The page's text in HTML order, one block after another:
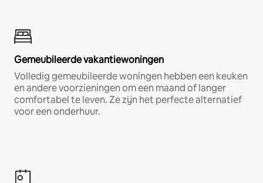
Gemeubileerde vakantiewoningen
Volledig gemeubileerde woningen hebben een keuken
en andere voorzieningen om een maand of langer
comfortabel te leven. Ze zijn het perfecte alternatief
voor een onderhuur.